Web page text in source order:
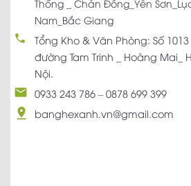
Thống _ Chản Đồng_Yên
Nam_Bắc Giang
Tổng Kho & Văn Phòng: Số 1013
đường Tam Trinh _ Hoàng Mai_
Nội.
0933 243 786 – 0878 699 399
banghexanh.vn@gmail.com